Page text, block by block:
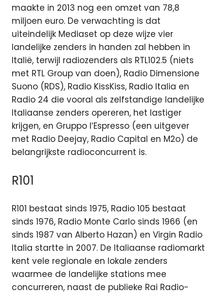
maakte in 2013 nog een omzet van 78,8
miljoen euro. De verwachting is dat
uiteindelijk Mediaset op deze wijze vier
landelijke zenders in handen zal hebben in
Italië, terwijl radiozenders als RTL102.5 (niets
met RTL Group van doen), Radio Dimensione
Suono (RDS), Radio KissKiss, Radio Italia en
Radio 24 die vooral als zelfstandige landelijke
Italiaanse zenders opereren, het lastiger
krijgen, en Gruppo l’Espresso (een uitgever
met Radio Deejay, Radio Capital en M2o) de
belangrijkste radioconcurrent is.
R101
R101 bestaat sinds 1975, Radio 105 bestaat
sinds 1976, Radio Monte Carlo sinds 1966 (en
sinds 1987 van Alberto Hazan) en Virgin Radio
Italia startte in 2007. De Italiaanse radiomarkt
kent vele regionale en lokale zenders
waarmee de landelijke stations mee
concurreren, naast de publieke Rai Radio-